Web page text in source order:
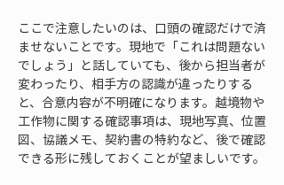
ここで注意したいのは、口頭の確認だけで済
ませないことです。現地で「これは問題ない
でしょう」と話していても、後から担当者が
変わったり、相手方の認識が違ったりする
と、合意内容が不明確になります。越境物や
工作物に関する確認事項は、現地写真、位置
図、協議メモ、契約書の特約など、後で確認
できる形に残しておくことが望ましいです。